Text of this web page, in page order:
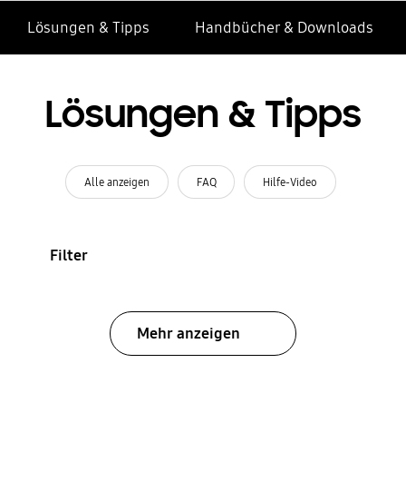
Lösungen & Tipps Handbücher & Downloads
Lösungen & Tipps
Alle anzeigen FAQ Hilfe-Video
Filter
Mehr anzeigen